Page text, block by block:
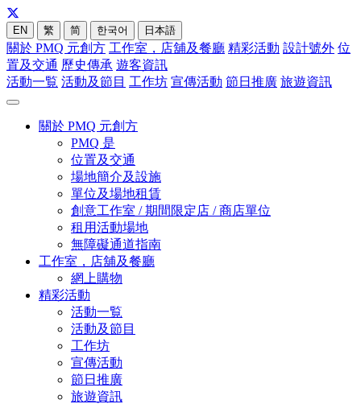
EN 繁 简 한국어 日本語
關於 PMQ 元創方 工作室，店舖及餐廳 精彩活動 設計號外 位
置及交通 歷史傳承 遊客資訊
活動一覧 活動及節目 工作坊 宣傳活動 節日推廣 旅遊資訊
關於 PMQ 元創方
PMQ 是
位置及交通
場地簡介及設施
單位及場地租賃
創意工作室 / 期間限定店 / 商店單位
租用活動場地
無障礙通道指南
工作室，店舖及餐廳
網上購物
精彩活動
活動一覧
活動及節目
工作坊
宣傳活動
節日推廣
旅遊資訊